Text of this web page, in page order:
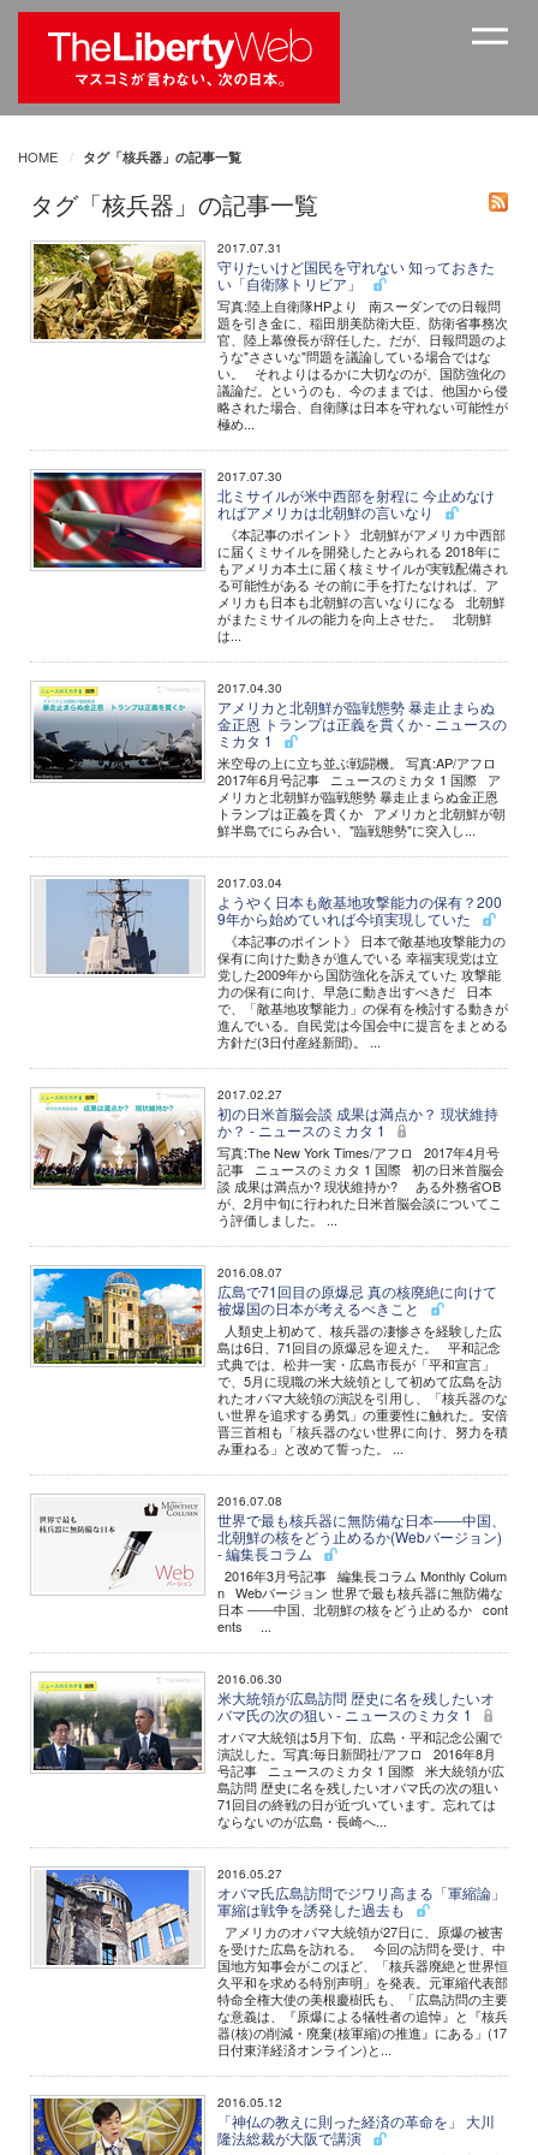
HOME タグ「核兵器」の記事一覧
タグ「核兵器」の記事一覧
2017.07.31
守りたいけど国民を守れない 知っておきた
い「自衛隊トリビア」
写真:陸上自衛隊HPより 南スーダンでの日報問
題を引き金に、稲田朋美防衛大臣、防衛省事務次
官、陸上幕僚長が辞任した。だが、日報問題のよ
うな"ささいな"問題を議論している場合ではな
い。 それよりはるかに大切なのが、国防強化の
議論だ。というのも、今のままでは、他国から侵
略された場合、自衛隊は日本を守れない可能性が
極め...
2017.07.30
北ミサイルが米中西部を射程に 今止めなけ
ればアメリカは北朝鮮の言いなり
《本記事のポイント》 北朝鮮がアメリカ中西部
に届くミサイルを開発したとみられる 2018年に
もアメリカ本土に届く核ミサイルが実戦配備され
る可能性がある その前に手を打たなければ、ア
メリカも日本も北朝鮮の言いなりになる 北朝鮮
がまたミサイルの能力を向上させた。 北朝鮮
は...
2017.04.30
アメリカと北朝鮮が臨戦態勢 暴走止まらぬ
金正恩 トランプは正義を貫くか - ニュースの
ミカタ 1
米空母の上に立ち並ぶ戦闘機。 写真:AP/アフロ
2017年6月号記事 ニュースのミカタ 1 国際 ア
メリカと北朝鮮が臨戦態勢 暴走止まらぬ金正恩
トランプは正義を貫くか アメリカと北朝鮮が朝
鮮半島でにらみ合い、"臨戦態勢"に突入し...
2017.03.04
ようやく日本も敵基地攻撃能力の保有？200
9年から始めていれば今頃実現していた
《本記事のポイント》 日本で敵基地攻撃能力の
保有に向けた動きが進んでいる 幸福実現党は立
党した2009年から国防強化を訴えていた 攻撃能
力の保有に向け、早急に動き出すべきだ 日本
で、「敵基地攻撃能力」の保有を検討する動きが
進んでいる。自民党は今国会中に提言をまとめる
方針だ(3日付産経新聞)。 ...
2017.02.27
初の日米首脳会談 成果は満点か？ 現状維持
か？ - ニュースのミカタ 1
写真:The New York Times/アフロ 2017年4月号
記事 ニュースのミカタ 1 国際 初の日米首脳会
談 成果は満点か? 現状維持か? ある外務省OB
が、2月中旬に行われた日米首脳会談についてこ
う評価しました。 ...
2016.08.07
広島で71回目の原爆忌 真の核廃絶に向けて
被爆国の日本が考えるべきこと
人類史上初めて、核兵器の凄惨さを経験した広
島は6日、71回目の原爆忌を迎えた。 平和記念
式典では、松井一実・広島市長が「平和宣言」
で、5月に現職の米大統領として初めて広島を訪
れたオバマ大統領の演説を引用し、「核兵器のな
い世界を追求する勇気」の重要性に触れた。安倍
晋三首相も「核兵器のない世界に向け、努力を積
み重ねる」と改めて誓った。 ...
2016.07.08
世界で最も核兵器に無防備な日本――中国、
北朝鮮の核をどう止めるか(Webバージョン)
- 編集長コラム
2016年3月号記事 編集長コラム Monthly Colum
n Webバージョン 世界で最も核兵器に無防備な
日本 ――中国、北朝鮮の核をどう止めるか cont
ents ...
2016.06.30
米大統領が広島訪問 歴史に名を残したいオ
バマ氏の次の狙い - ニュースのミカタ 1
オバマ大統領は5月下旬、広島・平和記念公園で
演説した。写真:毎日新聞社/アフロ 2016年8月
号記事 ニュースのミカタ 1 国際 米大統領が広
島訪問 歴史に名を残したいオバマ氏の次の狙い
71回目の終戦の日が近づいています。忘れては
ならないのが広島・長崎へ...
2016.05.27
オバマ氏広島訪問でジワリ高まる「軍縮論」
軍縮は戦争を誘発した過去も
アメリカのオバマ大統領が27日に、原爆の被害
を受けた広島を訪れる。 今回の訪問を受け、中
国地方知事会がこのほど、「核兵器廃絶と世界恒
久平和を求める特別声明」を発表。元軍縮代表部
特命全権大使の美根慶樹氏も、「広島訪問の主要
な意義は、『原爆による犠牲者の追悼』と『核兵
器(核)の削減・廃棄(核軍縮)の推進』にある」(17
日付東洋経済オンライン)と...
2016.05.12
「神仏の教えに則った経済の革命を」 大川
隆法総裁が大阪で講演